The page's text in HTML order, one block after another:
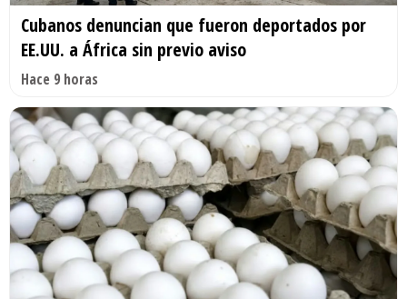
Cubanos denuncian que fueron deportados por
EE.UU. a África sin previo aviso
Hace 9 horas